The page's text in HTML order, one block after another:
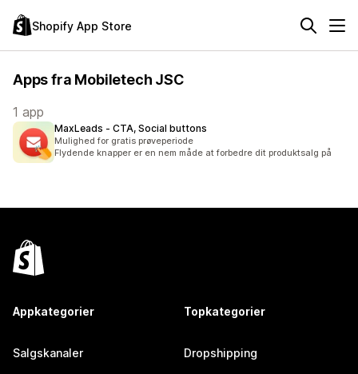
Shopify App Store
Apps fra Mobiletech JSC
1 app
MaxLeads ‑ CTA, Social buttons
Mulighed for gratis prøveperiode
Flydende knapper er en nem måde at forbedre dit produktsalg på
Appkategorier
Salgskanaler
Topkategorier
Dropshipping